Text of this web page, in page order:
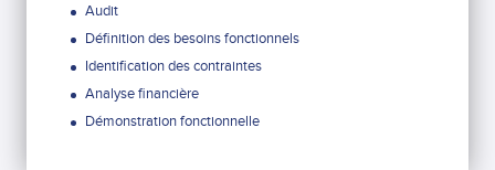
Audit
Définition des besoins fonctionnels
Identification des contraintes
Analyse financière
Démonstration fonctionnelle